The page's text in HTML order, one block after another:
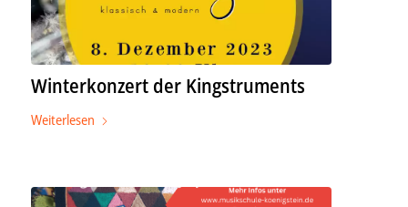
Winterkonzert der Kingstruments
Weiterlesen